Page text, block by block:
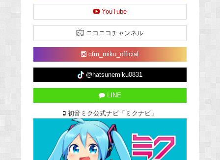
YouTube
ニコニコチャンネル
cfm_miku_official
@hatsunemiku0831
LINE
初音ミク公式ナビ「ミクナビ」